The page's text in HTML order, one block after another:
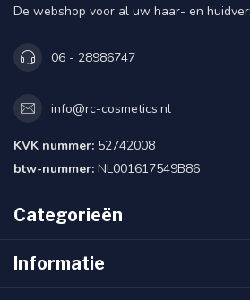
De webshop voor al uw haar- en
06 - 28986747
info@rc-cosmetics.nl
KVK nummer: 52742008
btw-nummer: NL001617549B86
Categorieën
Informatie